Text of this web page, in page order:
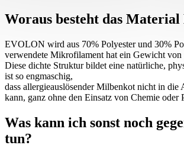
Woraus besteht das
EVOLON wird aus 70% Polyester und 30%
verwendete Mikrofilament hat ein Gewicht von
Diese dichte Struktur bildet eine natürliche,
ist so engmaschig,
dass allergieauslösender Milbenkot nicht in die
kann, ganz ohne den Einsatz von Chemie oder
Was kann ich sonst noch
tun?